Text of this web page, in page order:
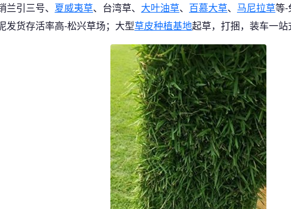
引三号、 夏威夷草、台湾草、 大叶油草、 百慕大草、 马尼拉草等-
发货存活率高-松兴草场；大型草皮种植基地起草，打捆，装车一站